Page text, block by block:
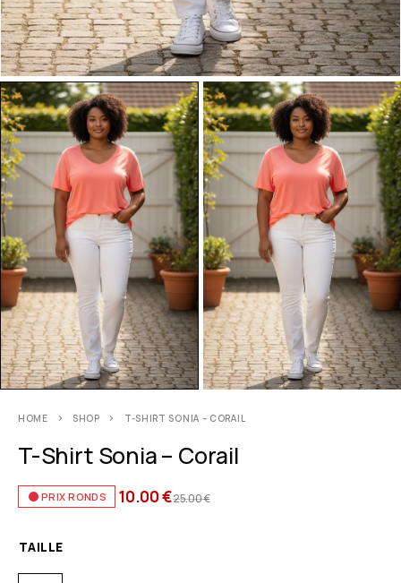
HOME SHOP T-SHIRT SONIA – CORAIL
T-Shirt Sonia – Corail
PRIX RONDS 25.00€
10.00€
TAILLE